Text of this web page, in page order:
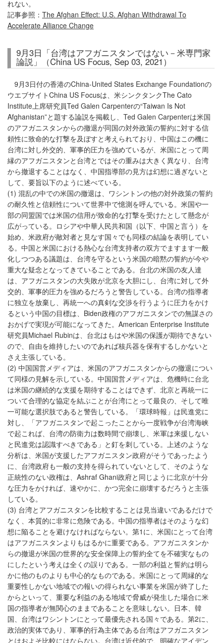
れない。
記事参照： The Afghan Effect: U.S. Afghan Withdrawal To
Accelerate Alliance Change
9月3日「台湾はアフガニスタンではない－米専門家
論説」（China US Focus, Sep 03, 2021）
9月3日付の香港のChina-United States Exchange Foundationの
ウエブサイトChina US Focusは、米シンクタンクThe Cato
Institute上席研究員Ted Galen Carpenterの“Taiwan Is Not
Afghanistan”と題する論説を掲載し、Ted Galen Carpenterは米国
のアフガニスタンからの撤退が同国の対外政策の誓約に対する信
頼性に致命的な打撃を及ぼすと考えられており、中国はこの機に
台湾に対し外交的、軍事的圧力を強めているが、米国にとって周
縁のアフガニスタンと台湾とではその重みは大きく異なり、台湾
から撤退することはなく、中国指導部の見方は幻想に過ぎないと
して、要旨以下のように述べている。
(1) 混乱の中での米国の撤退は、ワシントンの他の対外政策の誓約
の耐久性と信頼性について世界中で憶測を呼んでいる。米国や一
部の同盟国では米国の信用が致命的な打撃を受けたとして懸念が
広がっている。ロシアや中華人民共和国（以下、中国と言う）を
始め、米政府が敵対者と見なす国々でも同様の結論を表明してい
る。中国と米国における熱心な台湾支持者の双方でますます一般
化しつつある議題は、台湾を守るという米国の暗黙の誓約が今や
重大な疑念となってきていることである。台北の米国の友人達
は、アフガニスタンの大失敗が北京を大胆にし、台湾に対して外
交的、軍事的圧力を強めるだろうと警告している。台湾の指導者
に独立を放棄し、再統一への真剣な交渉を行うように圧力をかけ
るという中国の目標は、Biden政権のアフガニスタンでの無謀さの
おかげで実現が可能になってきた。American Enterprise Institute
研究員Michael Rubinは、台北はもはや米国の保護が期待できない
ので、自由を維持したいのであれば核兵器を保有するしかないと
さえ主張している。
(2) 中国国営メディアは、米国のアフガニスタンからの撤退につい
て同様の見解を示している。中国国営メディアは、危機時に台北
は米国の継続的な支援を期待することはできず、北京と再統一に
ついて合理的な協定を結ぶことが台湾にとって最良の、そして唯
一可能な選択肢であると警告している。「環球時報」は民進党に
対し、「アフガニスタンで起こったことから一度戦争が台湾海峡
で起これば、台湾の防衛力は数時間で崩壊し、米軍は来援しない
と民進党は認識すべきである」と釘を刺している。上述のような
分析は、米国が支援したアフガニスタン政府がそうであったよう
に、台湾政府も一般の支持を得られていないとして、そのような
正統性のない政権は、Ashraf Ghani政府と同じように北京が十分
な圧力をかければ、速やかに、かつ完全に崩壊するだろうと主張
している。
(3) 台湾とアフガニスタンを比較することは見当違いであるだけで
なく、本質的に非常に危険である。中国の指導者はそのような幻
想に陥ることを避けなければならない。第1に、米国にとって台湾
はアフガニスタンよりもはるかに重要である。アフガニスタンか
らの撤退が米国の世界的な安全保障上の誓約全てを不確実なもの
にしたという考えは全くの誤りである。一部の利益と誓約は明ら
かに他のものよりも中心的なものである。米国にとって周縁的な
重要性しかない地域での報いの得られない事業を米国が終了した
からといって、重要な利益のある地域で脅威が発生した場合に米
国の指導者が無関心のままであることを意味しない。日本、韓
国、台湾はワシントンにとって最優先される国々である。第2に、
政治的実体であり、軍事的行為主体である台湾はアフガニスタン
とはおよそ比較にはならない。台湾は近代的で、明確なアイデン